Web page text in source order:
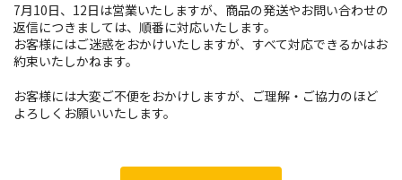
7月10日、12日は営業いたしますが、商品の発送やお問い合わせの
返信につきましては、順番に対応いたします。
お客様にはご迷惑をおかけいたしますが、すべて対応できるかはお
約束いたしかねます。
お客様には大変ご不便をおかけしますが、ご理解・ご協力のほど
よろしくお願いいたします。